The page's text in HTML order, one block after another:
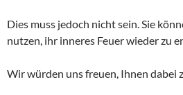
Dies muss jedoch nicht sein. Sie
nutzen, ihr inneres Feuer wieder zu
Wir würden uns freuen, Ihnen dabei